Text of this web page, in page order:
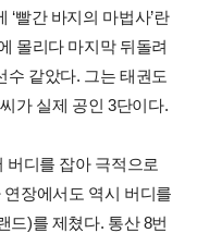
빨간 바지의 마법사’란
몰리다 마지막 뒤돌려
수 같았다. 그는 태권도
가 실제 공인 3단이다.
버디를 잡아 극적으로
장에서도 역시 버디를
드)를 제쳤다. 통산 8번